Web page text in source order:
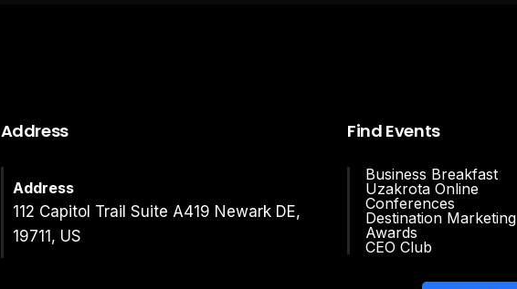
Address
Address
112 Capitol Trail Suite A419 Newark DE,
19711, US
Find Events
Business Breakfast
Uzakrota Online
Conferences
Destination Marketing
Awards
CEO Club